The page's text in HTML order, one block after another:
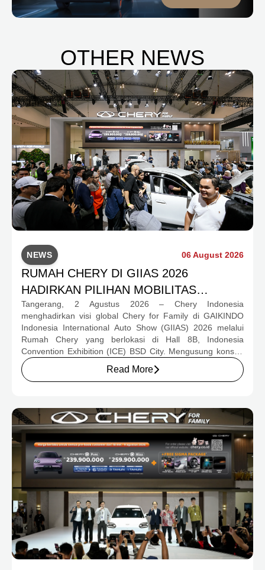
OTHER NEWS
NEWS 06 August 2026
RUMAH CHERY DI GIIAS 2026
HADIRKAN PILIHAN MOBILITAS
LENGKAP DAN PROGRAM APRESIASI
KONSUMEN BERNILAI HAMPIR RP1
MILIAR
Tangerang, 2 Agustus 2026 – Chery Indonesia
menghadirkan visi global Chery for Family di GAIKINDO
Indonesia International Auto Show (GIIAS) 2026 melalui
Rumah Chery yang berlokasi di Hall 8B, Indonesia
Convention Exhibition (ICE) BSD City. Mengusung konsep
rumah yang hangat dan inklusif, Chery menghadirkan
pengalaman menyeluruh bagi keluarga Indonesia melalui
program apresiasi untuk konsumen.
Read More